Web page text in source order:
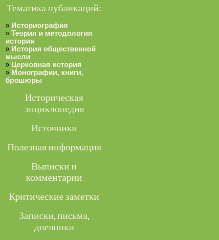
Тематика публикаций:
» Историография
» Теория и методология
истории
» История общественной
мысли
» Церковная история
» Монографии, книги,
брошюры
Историческая
энциклопедия
Источники
Полезная информация
Выписки и
комментарии
Критические заметки
Записки, письма,
дневники